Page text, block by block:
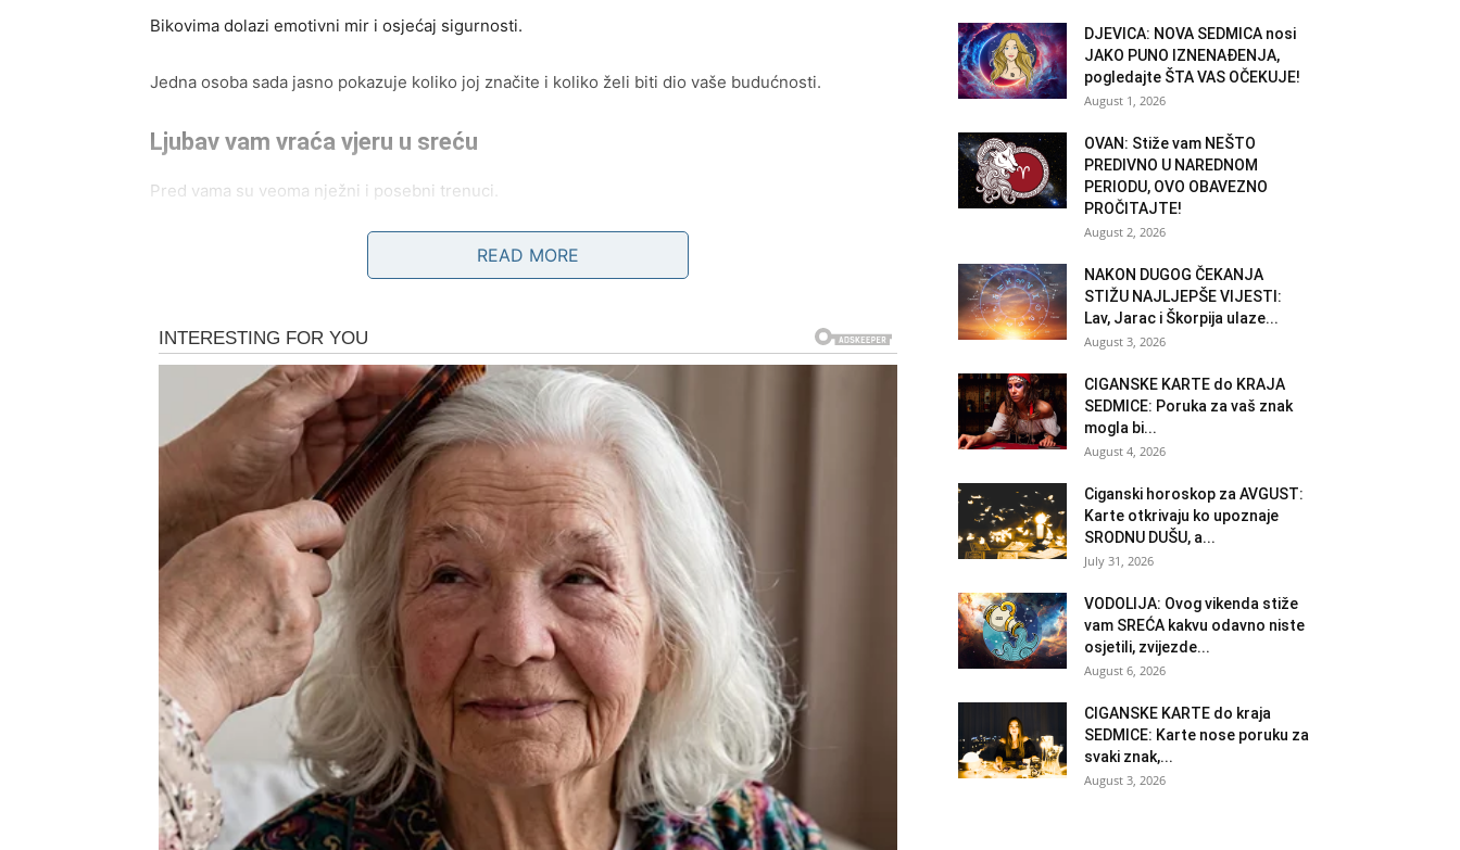
Bikovima dolazi emotivni mir i osjećaj sigurnosti.
Jedna osoba sada jasno pokazuje koliko joj značite i koliko želi biti dio vaše budućnosti.
Ljubav vam vraća vjeru u sreću
Pred vama su veoma nježni i posebni trenuci.
Moguće je poznanstvo koje vam potpuno mijenja pogled na život.
Sudbina vam sprema veliko iznenađenje
Pred vama su veoma uzbudljivi trenuci.
RAK
Rakovi su među najvećim sretnicima narednog perioda.
Poslije mnogo tuge dolazi sreća koja vam vraća osmijeh i vjeru da čuda zaista postoje.
Zvijezde vam ispunjavaju najveću želju
Pred vama su veoma nježni i sretni trenuci.
LAV
READ MORE
DJEVICA: NOVA SEDMICA nosi
JAKO PUNO IZNENAĐENJA,
pogledajte ŠTA VAS OČEKUJE!
August 1, 2026
OVAN: Stiže vam NEŠTO
PREDIVNO U NAREDNOM
PERIODU, OVO OBAVEZNO
PROČITAJTE!
August 2, 2026
NAKON DUGOG ČEKANJA
STIŽU NAJLJEPŠE VIJESTI:
Lav, Jarac i Škorpija ulaze...
August 3, 2026
CIGANSKE KARTE do KRAJA
SEDMICE: Poruka za vaš znak
mogla bi...
August 4, 2026
Ciganski horoskop za AVGUST:
Karte otkrivaju ko upoznaje
SRODNU DUŠU, a...
July 31, 2026
VODOLIJA: Ovog vikenda stiže
vam SREĆA kakvu odavno niste
osjetili, zvijezde...
August 6, 2026
CIGANSKE KARTE do kraja
SEDMICE: Karte nose poruku za
svaki znak,...
August 3, 2026